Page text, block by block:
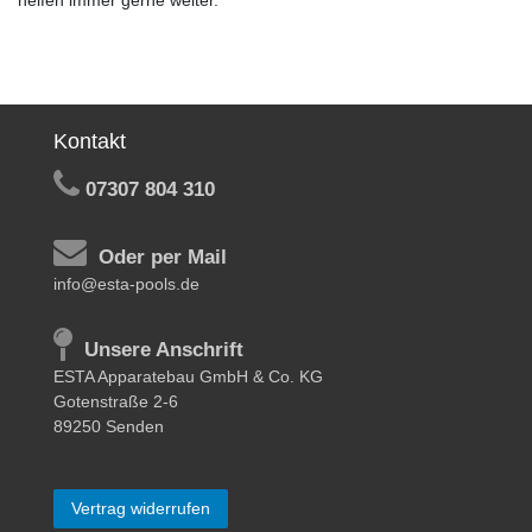
Kontakt
07307 804 310
Oder per Mail
info@esta-pools.de
Unsere Anschrift
ESTA Apparatebau GmbH & Co. KG
Gotenstraße 2-6
89250 Senden
Vertrag widerrufen